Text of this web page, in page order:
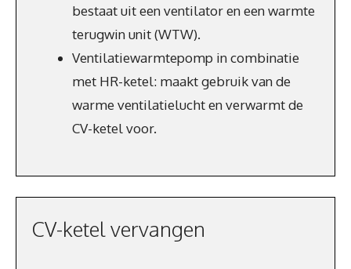
bestaat uit een ventilator en een warmte
terugwin unit (WTW).
Ventilatiewarmtepomp in combinatie
met HR-ketel: maakt gebruik van de
warme ventilatielucht en verwarmt de
CV-ketel voor.
CV-ketel vervangen